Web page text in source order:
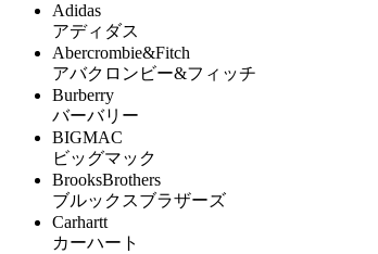
Adidas
アディダス
Abercrombie&Fitch
アバクロンビー&フィッチ
Burberry
バーバリー
BIGMAC
ビッグマック
BrooksBrothers
ブルックスブラザーズ
Carhartt
カーハート